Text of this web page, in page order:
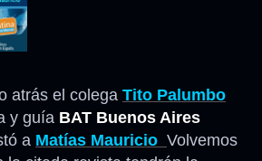
atrás el colega Tito Palumbo
y guía BAT Buenos Aires
a Matías Mauricio Volvemos